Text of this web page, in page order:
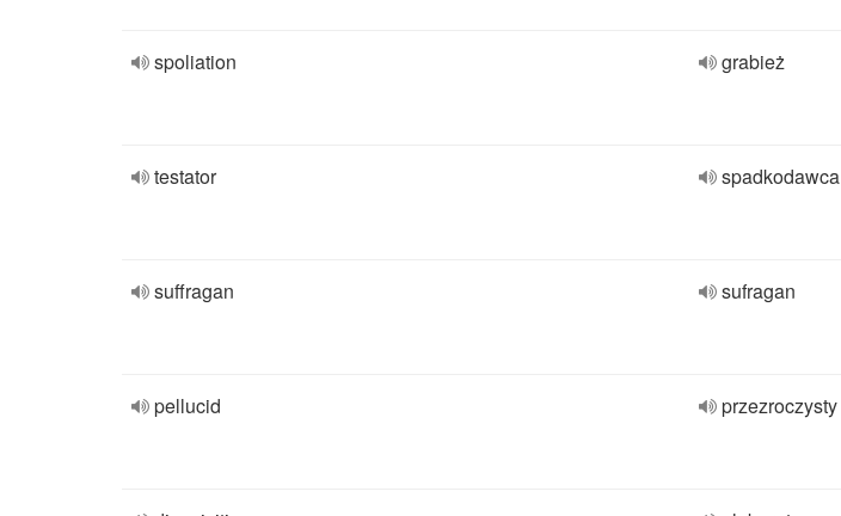
spoliation grabież
testator spadkodawca
suffragan sufragan
pellucid przezroczysty